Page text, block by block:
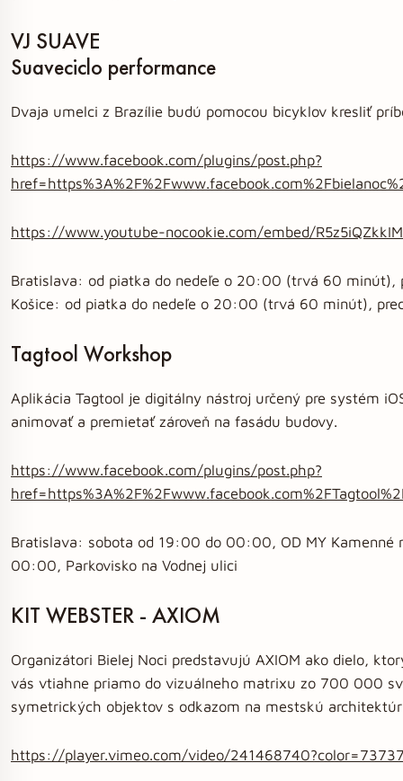
VJ SUAVE
Suaveciclo performance
Dvaja umelci z Brazílie budú pomocou bicyklov kresliť
https://www.facebook.com/plugins/post.php?
https://www.youtube-nocookie.com/embed/R5z5iQZkkIM
Bratislava: od piatka do nedeľe o 20:00 (trvá 60 minút),
Košice: od piatka do nedeľe o 20:00 (trvá 60 minút),
Tagtool Workshop
Aplikácia Tagtool je digitálny nástroj určený pre systém
animovať a premietať zároveň na fasádu budovy.
https://www.facebook.com/plugins/post.php?
Bratislava: sobota od 19:00 do 00:00, OD MY Kamenné
00:00, Parkovisko na Vodnej ulici
KIT WEBSTER - AXIOM
Organizátori Bielej Noci predstavujú AXIOM ako dielo,
vás vtiahne priamo do vizuálneho matrixu zo 700 000
symetrických objektov s odkazom na mestskú
https://player.vimeo.com/video/